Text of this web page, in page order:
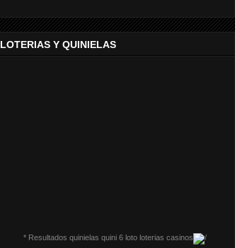
LOTERIAS Y QUINIELAS
* Resultados quinielas quini 6 loto loterias casinos